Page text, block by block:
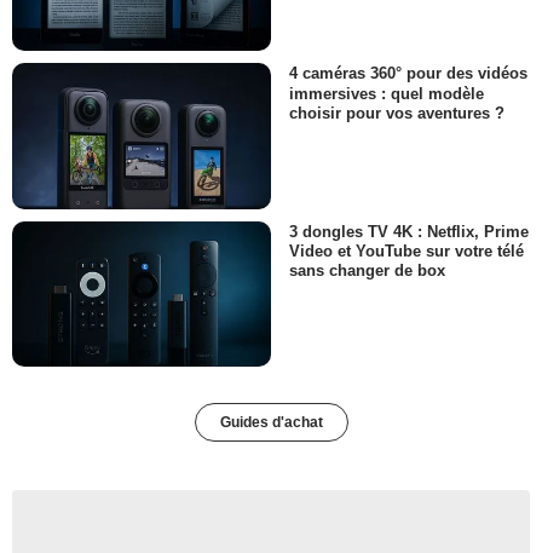
4 caméras 360° pour des vidéos
immersives : quel modèle
choisir pour vos aventures ?
3 dongles TV 4K : Netflix, Prime
Video et YouTube sur votre télé
sans changer de box
Guides d'achat